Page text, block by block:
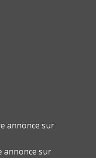
annonce sur
annonce sur